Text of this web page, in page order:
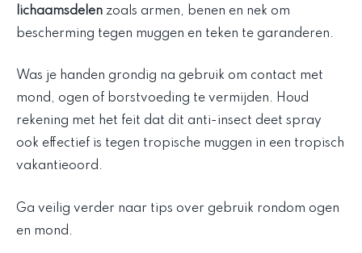
lichaamsdelen zoals armen, benen en nek om
bescherming tegen muggen en teken te garanderen.
Was je handen grondig na gebruik om contact met
mond, ogen of borstvoeding te vermijden. Houd
rekening met het feit dat dit anti-insect deet spray
ook effectief is tegen tropische muggen in een tropisch
vakantieoord.
Ga veilig verder naar tips over gebruik rondom ogen
en mond.